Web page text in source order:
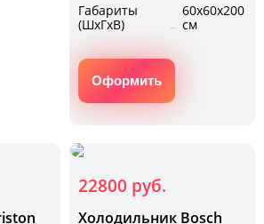
Габариты
(ШхГхВ)
60х60х200
см
Оформить
22800 руб.
Холодильник Bosch